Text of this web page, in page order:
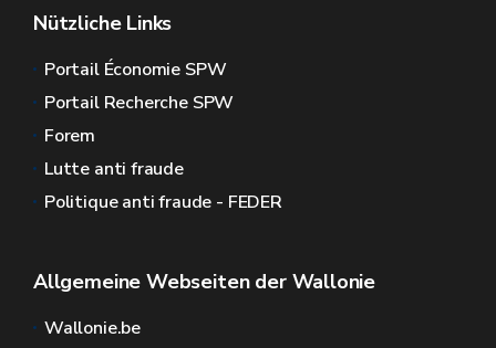
Nützliche Links
Portail Économie SPW
Portail Recherche SPW
Forem
Lutte anti fraude
Politique anti fraude - FEDER
Allgemeine Webseiten der Wallonie
Wallonie.be